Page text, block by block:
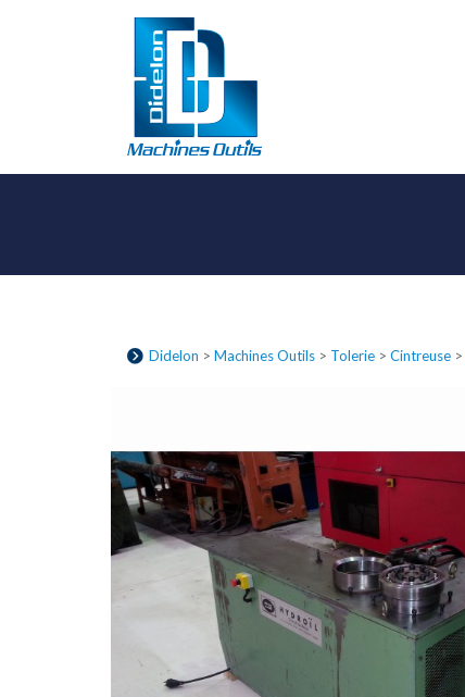
Didelon > Machines Outils > Tolerie > Cintreuse >